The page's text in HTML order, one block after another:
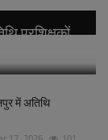
प्रशिक्षकों...
में अतिथि